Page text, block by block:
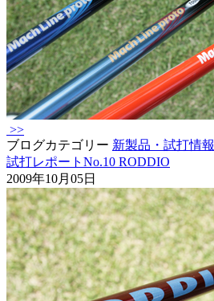
>>
ブログカテゴリー 新製品・試打情報
試打レポートNo.10 RODDIO
2009年10月05日